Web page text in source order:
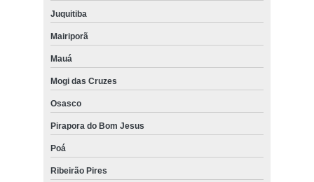
Juquitiba
Mairiporã
Mauá
Mogi das Cruzes
Osasco
Pirapora do Bom Jesus
Poá
Ribeirão Pires